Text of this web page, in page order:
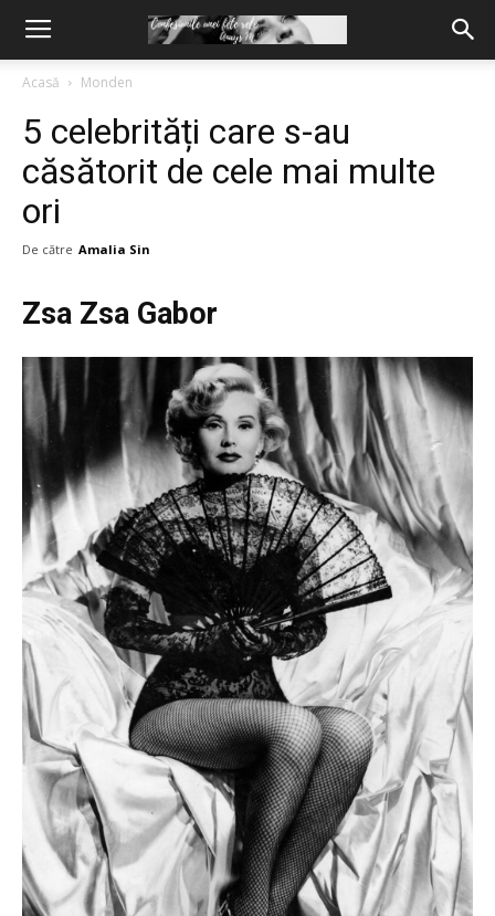
Acasă Monden
5 celebrități care s-au
căsătorit de cele mai multe
ori
De către Amalia Sin
Zsa Zsa Gabor